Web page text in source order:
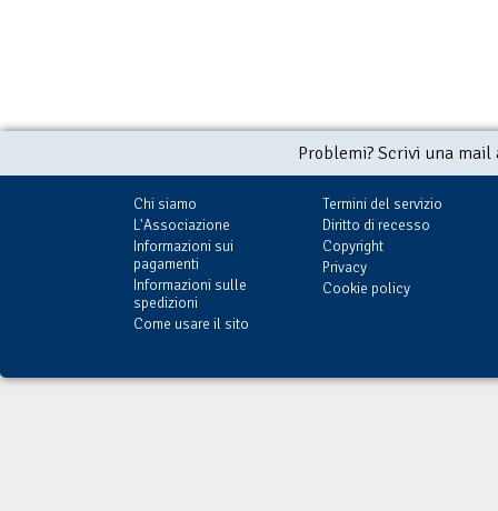
Problemi? Scrivi una
Chi siamo
L'Associazione
Informazioni sui
pagamenti
Informazioni sulle
spedizioni
Come usare il sito
Termini del servizio
Diritto di recesso
Copyright
Privacy
Cookie policy